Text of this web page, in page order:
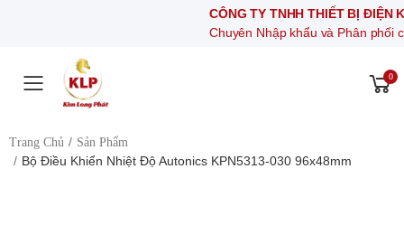
CÔNG TY TNHH THIẾT BỊ ĐIỆN KIM
Chuyên Nhập khẩu và Phân phối các thiết
Toggle mobile menu
0
Trang Chủ Sản Phẩm
Bộ Điều Khiển Nhiệt Độ Autonics KPN5313-030 96x48mm